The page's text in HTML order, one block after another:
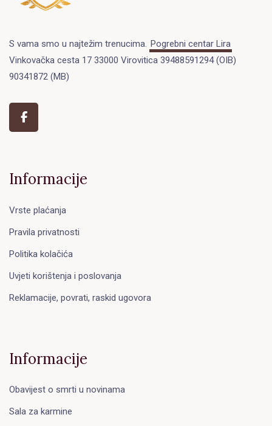
S vama smo u najtežim trenucima. Pogrebni centar Lira
Vinkovačka cesta 17 33000 Virovitica 39488591294 (OIB)
90341872 (MB)
Informacije
Vrste plaćanja
Pravila privatnosti
Politika kolačića
Uvjeti korištenja i poslovanja
Reklamacije, povrati, raskid ugovora
Informacije
Obavijest o smrti u novinama
Sala za karmine